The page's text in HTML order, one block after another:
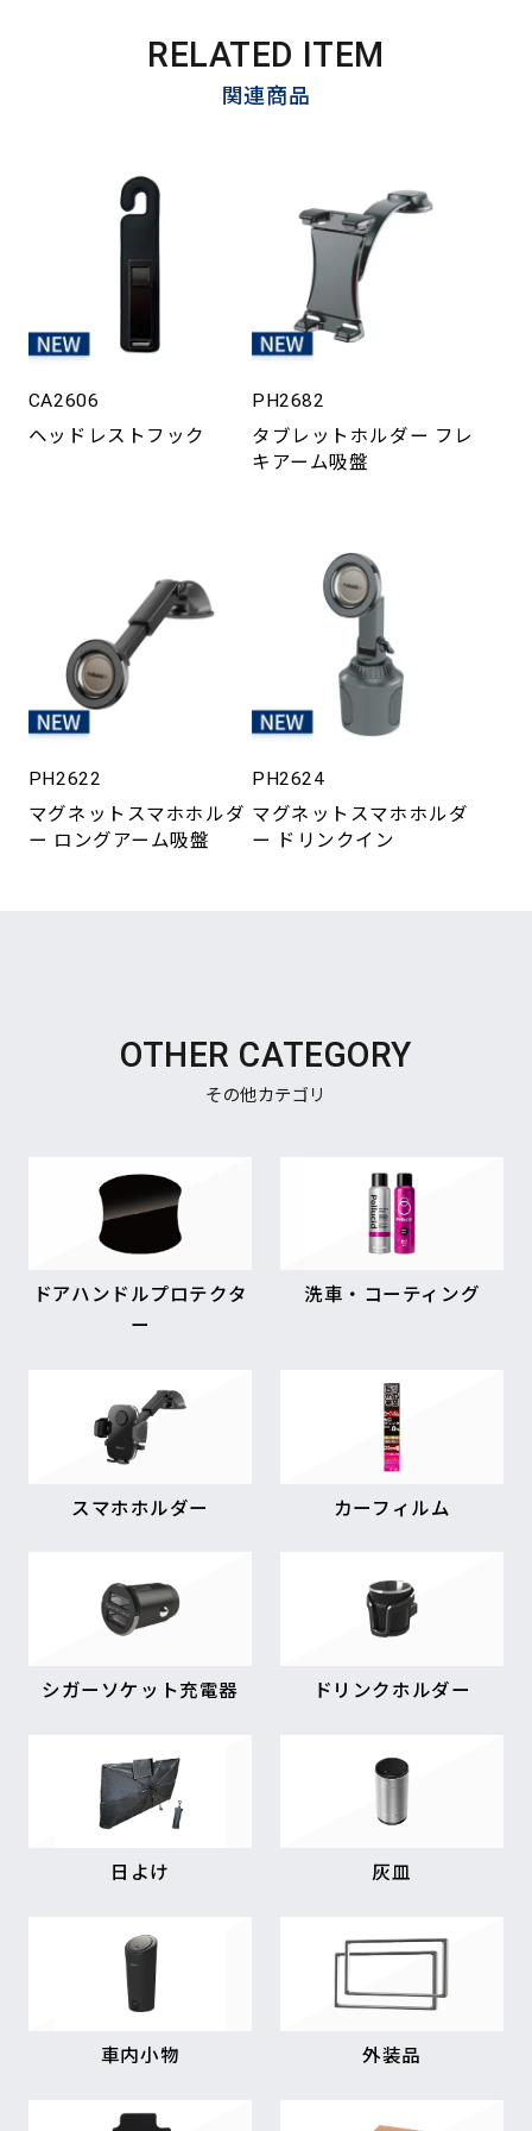
RELATED ITEM
関連商品
CA2606
ヘッドレストフック
PH2682
タブレットホルダー フレ
キアーム吸盤
PH2622
マグネットスマホホルダ
ー ロングアーム吸盤
PH2624
マグネットスマホホルダ
ー ドリンクイン
OTHER CATEGORY
その他カテゴリ
ドアハンドルプロテクタ
ー
洗車・コーティング
スマホホルダー カーフィルム
シガーソケット充電器 ドリンクホルダー
日よけ 灰皿
車内小物 外装品